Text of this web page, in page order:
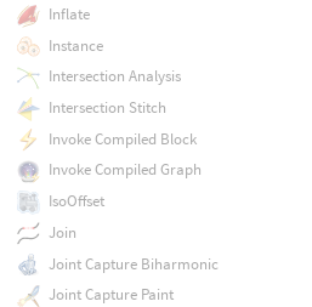
Inflate
Instance
Intersection Analysis
Intersection Stitch
Invoke Compiled Block
Invoke Compiled Graph
IsoOffset
Join
Joint Capture Biharmonic
Joint Capture Paint